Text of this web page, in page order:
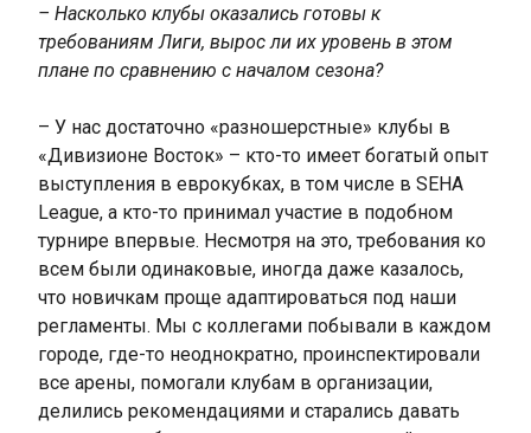
– Насколько клубы оказались готовы к
требованиям Лиги, вырос ли их уровень в этом
плане по сравнению с началом сезона?
– У нас достаточно «разношерстные» клубы в
«Дивизионе Восток» – кто-то имеет богатый опыт
выступления в еврокубках, в том числе в SEHA
League, а кто-то принимал участие в подобном
турнире впервые. Несмотря на это, требования ко
всем были одинаковые, иногда даже казалось,
что новичкам проще адаптироваться под наши
регламенты. Мы с коллегами побывали в каждом
городе, где-то неоднократно, проинспектировали
все арены, помогали клубам в организации,
делились рекомендациями и старались давать